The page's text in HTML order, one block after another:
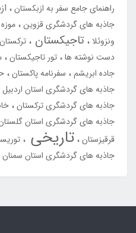
راهنمای جامع سفر به ازبکستان
جاذبه های گردشگری قزوین موزه
ونزوئلا
تاجیکستان ترکستان
دست نوشته ها تور تاجیکستان
جاده ابریشم
سفرنامه پاکستان
جاذبه های گردشگری استان اردبیل
جاذبه های گردشگری ترکستان
جاذبه های گردشگری استان
قرقیزستان تاریخی
جاذبه های گردشگری استان سمنان